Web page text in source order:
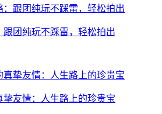
跟团纯玩不踩雷，轻松拍出
挚友情：人生路上的珍贵宝